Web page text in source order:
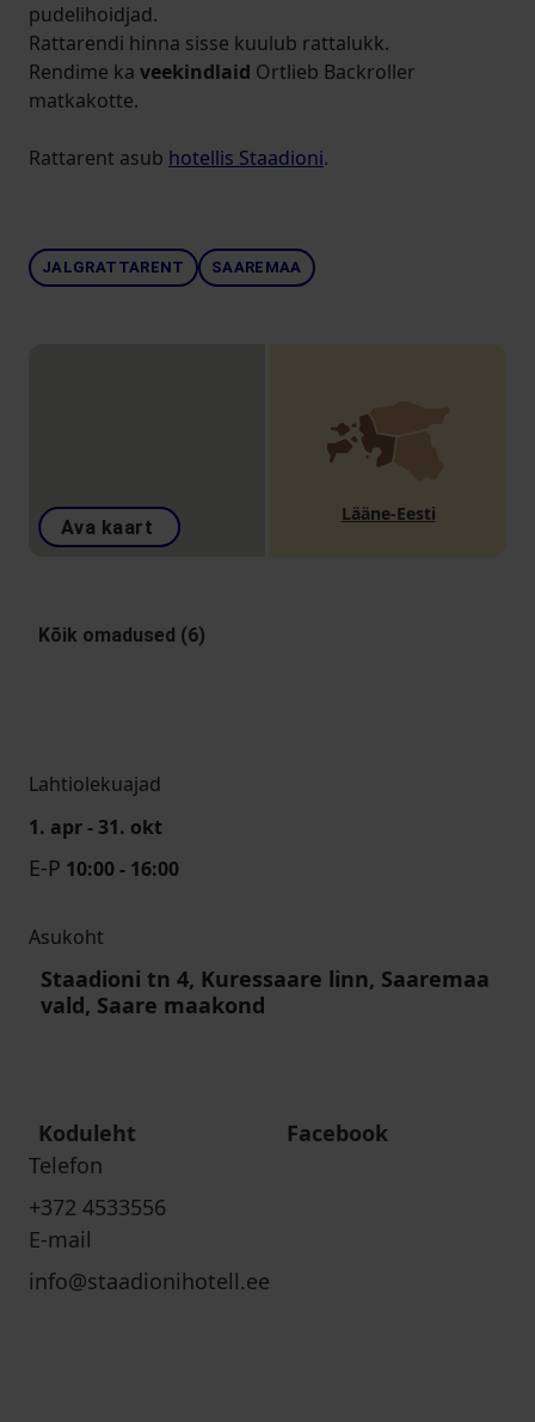
pudelihoidjad.
Rattarendi hinna sisse kuulub rattalukk.
Rendime ka veekindlaid Ortlieb Backroller
matkakotte.
Rattarent asub hotellis Staadioni.
JALGRATTARENT SAAREMAA
Ava kaart
Lääne-Eesti
Kõik omadused (6)
Lahtiolekuajad
1. apr - 31. okt
E-P 10:00 - 16:00
Asukoht
Staadioni tn 4, Kuressaare linn, Saaremaa
vald, Saare maakond
Koduleht
Facebook
Telefon
+372 4533556
E-mail
info@staadionihotell.ee